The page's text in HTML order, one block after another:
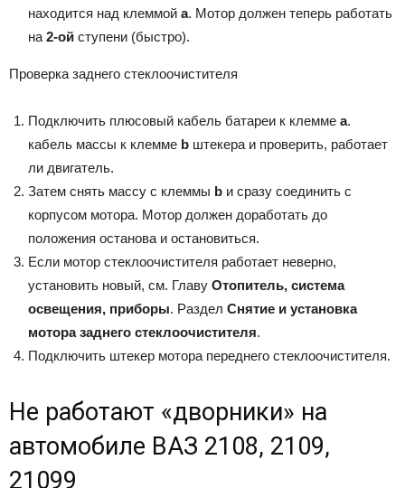
находится над клеммой а. Мотор должен теперь работать
на 2-ой ступени (быстро).
Проверка заднего стеклоочистителя
Подключить плюсовый кабель батареи к клемме а.
кабель массы к клемме b штекера и проверить, работает
ли двигатель.
Затем снять массу с клеммы b и сразу соединить с
корпусом мотора. Мотор должен доработать до
положения останова и остановиться.
Если мотор стеклоочистителя работает неверно,
установить новый, см. Главу Отопитель, система
освещения, приборы. Раздел Снятие и установка
мотора заднего стеклоочистителя.
Подключить штекер мотора переднего стеклоочистителя.
Не работают «дворники» на
автомобиле ВАЗ 2108, 2109,
21099